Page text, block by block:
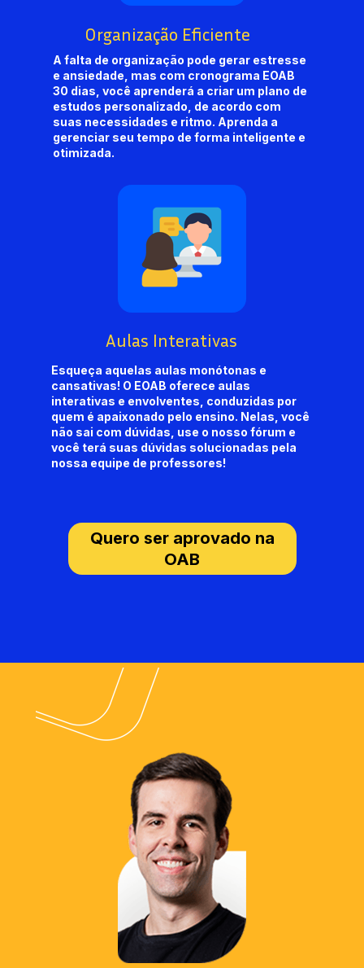
Organização Eficiente
A falta de organização pode gerar estresse
e ansiedade, mas com cronograma EOAB
30 dias, você aprenderá a criar um plano de
estudos personalizado, de acordo com
suas necessidades e ritmo. Aprenda a
gerenciar seu tempo de forma inteligente e
otimizada.
Aulas Interativas
Esqueça aquelas aulas monótonas e
cansativas! O EOAB oferece aulas
interativas e envolventes, conduzidas por
quem é apaixonado pelo ensino. Nelas, você
não sai com dúvidas, use o nosso fórum e
você terá suas dúvidas solucionadas pela
nossa equipe de professores!
Quero ser aprovado na
OAB